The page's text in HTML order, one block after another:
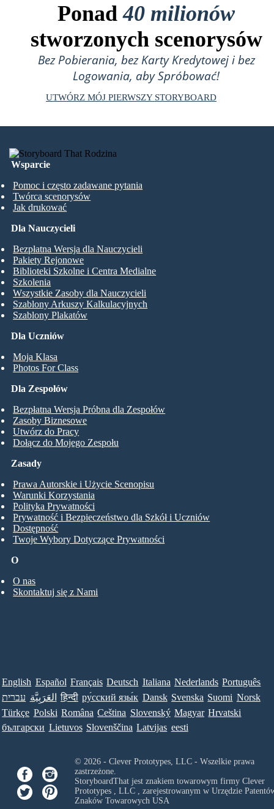
Ponad40 milionów
stworzonych scenorysów
Bez Pobierania, bez Karty Kredytowej i bez
Logowania, aby Spróbować!
UTWÓRZ MÓJ PIERWSZY STORYBOARD
Wsparcie
Pomoc i często zadawane pytania
Twórca scenorysów
Jak drukować
Dla Uczniów
Moja Klasa
Photos For Class
Dla Nauczycieli
Bezpłatna Wersja dla Nauczycieli
Pakiety Rejonowe
Biblioteki Szkolne i Centra Medialne
Szkolenia
Wszystkie Zasoby dla Nauczycieli
Szablony Arkuszy Kalkulacyjnych
Szablony Plakatów
Dla Zespołów
Bezpłatna Wersja Próbna dla Zespołów
Zasoby Biznesowe
Utwórz do Pracy
Dołącz do Mojego Zespołu
O
O nas
Skontaktuj się z Nami
Zasady
Prawa Autorskie i Użycie Scenopisu
Warunki Korzystania
Polityka Prywatności
Prywatność i Bezpieczeństwo dla Szkół i Uczniów
Dostępność
Twoje Wybory Dotyczące Prywatności
English Español Français Deutsch Italiana Nederlands Português
עברית العَرَبِيَّة हिन्दी ру́сский язы́к Dansk Svenska Suomi Norsk
Türkçe Polski Româna Ceština Slovenský Magyar Hrvatski
български Lietuvos Slovenščina Latvijas eesti
© 2026 - Clever Prototypes, LLC - Wszelkie prawa
zastrzeżone.
StoryboardThat jest znakiem towarowym firmy Clever
Prototypes , LLC, zarejestrowanym w Urzędzie
Znaków Towarowych USA